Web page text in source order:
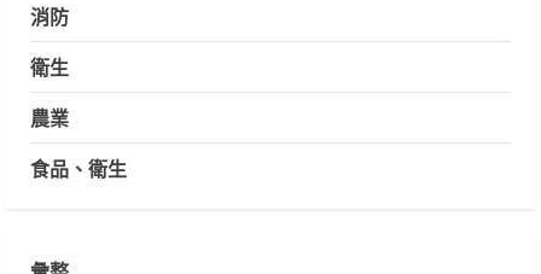
消防
衛生
農業
食品、衛生